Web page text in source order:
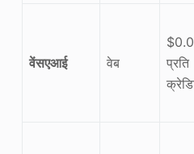
वेंसएआई वेब
प्रति